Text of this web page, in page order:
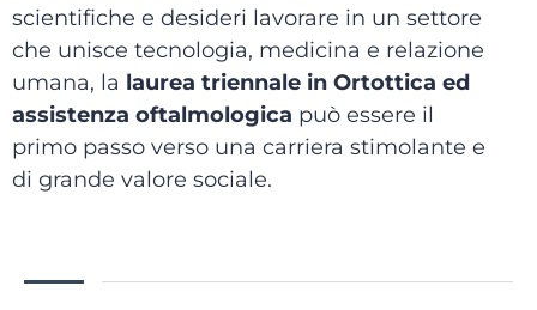
scientifiche e desideri lavorare in un settore
che unisce tecnologia, medicina e relazione
umana, la laurea triennale in Ortottica ed
assistenza oftalmologica può essere il
primo passo verso una carriera stimolante e
di grande valore sociale.